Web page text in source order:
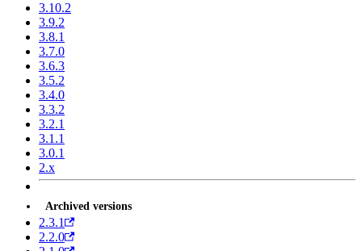
3.10.2
3.9.2
3.8.1
3.7.0
3.6.3
3.5.2
3.4.0
3.3.2
3.2.1
3.1.1
3.0.1
2.x
Archived versions
2.3.1
2.2.0